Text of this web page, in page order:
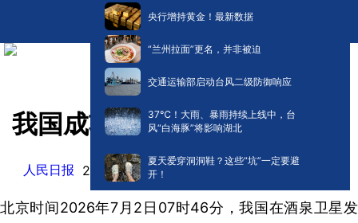
央行增持黄金！最新数据
“兰州拉面”更名，并非被迫
交通运输部启动台风二级防御响应
​37℃！大雨、暴雨持续上线中，台
风“白海豚”将影响湖北
夏天爱穿洞洞鞋？这些“坑”一定要避
开！
我国成功发射海洋二号E卫星
人民日报 2026-07-02 08:21 阅读:0
北京时间2026年7月2日07时46分，我国在酒泉卫星发